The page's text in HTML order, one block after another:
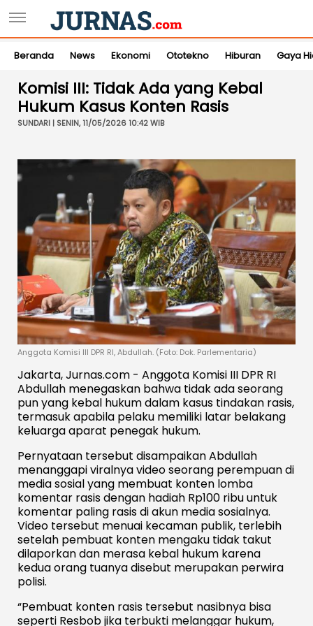
Beranda News Ekonomi Ototekno Hiburan Gaya
Komisi III: Tidak Ada yang Kebal
Hukum Kasus Konten Rasis
SUNDARI | SENIN, 11/05/2026 10:42 WIB
Anggota Komisi III DPR RI, Abdullah. (Foto: Dok. Parlementaria)
Jakarta, Jurnas.com - Anggota Komisi III DPR RI
Abdullah menegaskan bahwa tidak ada seorang
pun yang kebal hukum dalam kasus tindakan rasis,
termasuk apabila pelaku memiliki latar belakang
keluarga aparat penegak hukum.
Pernyataan tersebut disampaikan Abdullah
menanggapi viralnya video seorang perempuan di
media sosial yang membuat konten lomba
komentar rasis dengan hadiah Rp100 ribu untuk
komentar paling rasis di akun media sosialnya.
Video tersebut menuai kecaman publik, terlebih
setelah pembuat konten mengaku tidak takut
dilaporkan dan merasa kebal hukum karena
kedua orang tuanya disebut merupakan perwira
polisi.
“Pembuat konten rasis tersebut nasibnya bisa
seperti Resbob jika terbukti melanggar hukum,